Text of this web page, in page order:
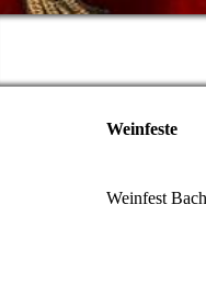
Weinfeste
Weinfest